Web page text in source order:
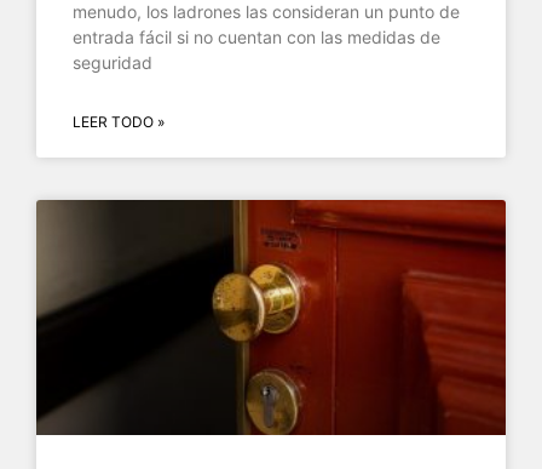
menudo, los ladrones las consideran un punto de
entrada fácil si no cuentan con las medidas de
seguridad
LEER TODO »